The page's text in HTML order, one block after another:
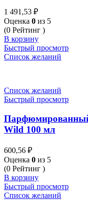
1 491,53 ₽
Оценка 0 из 5
(0 Рейтинг )
В корзину
Быстрый просмотр
Список желаний
Список желаний
Быстрый просмотр
Wild 100 мл
600,56 ₽
Оценка 0 из 5
(0 Рейтинг )
В корзину
Быстрый просмотр
Список желаний